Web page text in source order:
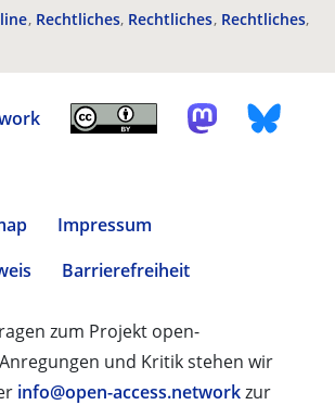
Rechtliches Rechtliches Rechtliches
Impressum
Barrierefreiheit
zum Projekt open-
und Kritik stehen wir
info@open-access.networkzur